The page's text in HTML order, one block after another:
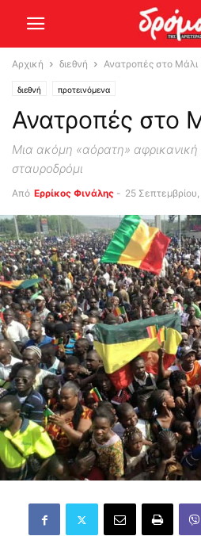
Αρχική διεθνή Ανατροπές στο Μάλι
διεθνή προτεινόμενα
Ανατροπές στο
Μια ακόμη «αόρατη» αφρικανική
σταυροδρόμι
Από Ερρίκος Φινάλης - 25